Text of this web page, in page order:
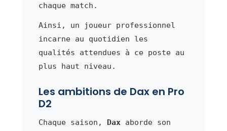
chaque match.
Ainsi, un joueur professionnel
incarne au quotidien les
qualités attendues à ce poste au
plus haut niveau.
Les ambitions de Dax en Pro
D2
Chaque saison, Daxaborde son